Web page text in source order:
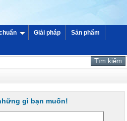
Giải pháp Sản phẩm
gì bạn muốn!